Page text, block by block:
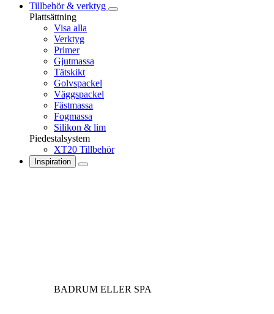
Tillbehör & verktyg
Plattsättning
Visa alla
Verktyg
Primer
Gjutmassa
Tätskikt
Golvspackel
Väggspackel
Fästmassa
Fogmassa
Silikon & lim
Piedestalsystem
XT20 Tillbehör
Inspiration
BADRUM ELLER SPA